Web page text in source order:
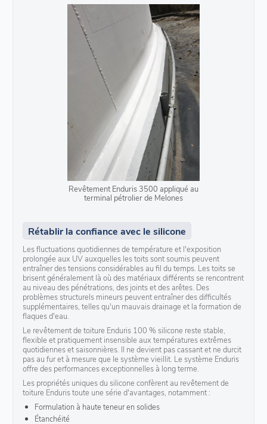
Revêtement Enduris 3500 appliqué au
terminal pétrolier de Melones
Rétablir la confiance avec le silicone
Les fluctuations quotidiennes de température et l'exposition
prolongée aux UV auxquelles les toits sont soumis peuvent
entraîner des tensions considérables au fil du temps. Les toits se
brisent généralement là où des matériaux différents se rencontrent
au niveau des pénétrations, des joints et des arêtes. Des
problèmes structurels mineurs peuvent entraîner des difficultés
supplémentaires, telles qu'un mauvais drainage et la formation de
flaques d'eau.
Le revêtement de toiture Enduris 100 % silicone reste stable,
flexible et pratiquement insensible aux températures extrêmes
quotidiennes et saisonnières. Il ne devient pas cassant et ne durcit
pas au fur et à mesure que le système vieillit. Le système Enduris
offre des performances exceptionnelles à long terme.
Les propriétés uniques du silicone confèrent au revêtement de
toiture Enduris toute une série d'avantages, notamment :
Formulation à haute teneur en solides
Étanchéité